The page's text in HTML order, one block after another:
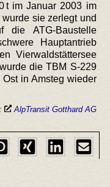
t im Januar 2003 im
sie zerlegt und
die ATG-Baustelle
Hauptantrieb
Vierwaldstättersee
die TBM S-229
Ost in Amsteg wieder
AlpTransit Gotthard AG